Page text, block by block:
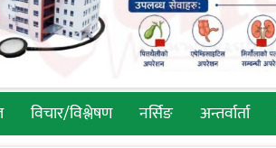
विचार/विश्लेषण नर्सिङ अन्तर्वार्ता